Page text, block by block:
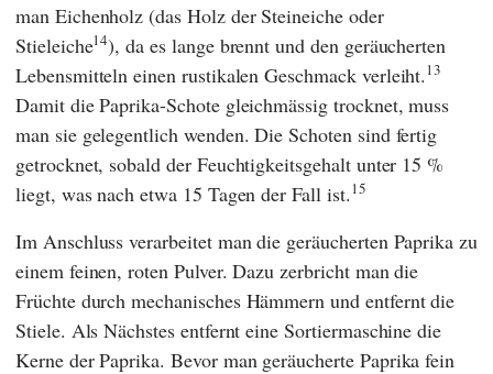
man Eichenholz (das Holz der Steineiche oder
Stieleiche14), da es lange brennt und den geräucherten
Lebensmitteln einen rustikalen Geschmack verleiht.13
Damit die Paprika-Schote gleichmässig trocknet, muss
man sie gelegentlich wenden. Die Schoten sind fertig
getrocknet, sobald der Feuchtigkeitsgehalt unter 15 %
liegt, was nach etwa 15 Tagen der Fall ist.15
Im Anschluss verarbeitet man die geräucherten Paprika zu
einem feinen, roten Pulver. Dazu zerbricht man die
Früchte durch mechanisches Hämmern und entfernt die
Stiele. Als Nächstes entfernt eine Sortiermaschine die
Kerne der Paprika. Bevor man geräucherte Paprika fein